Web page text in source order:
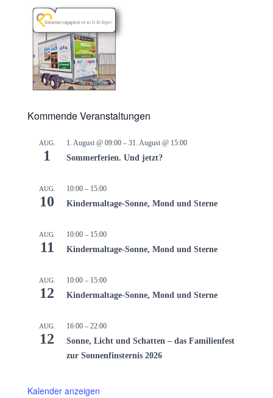
Kommende Veranstaltungen
AUG.
1
1. August @ 09:00 – 31. August @ 15:00
Sommerferien. Und jetzt?
AUG.
10
10:00 – 15:00
Kindermaltage-Sonne, Mond und Sterne
AUG.
11
10:00 – 15:00
Kindermaltage-Sonne, Mond und Sterne
AUG.
12
10:00 – 15:00
Kindermaltage-Sonne, Mond und Sterne
AUG.
12
16:00 – 22:00
Sonne, Licht und Schatten – das Familienfest
zur Sonnenfinsternis 2026
Kalender anzeigen